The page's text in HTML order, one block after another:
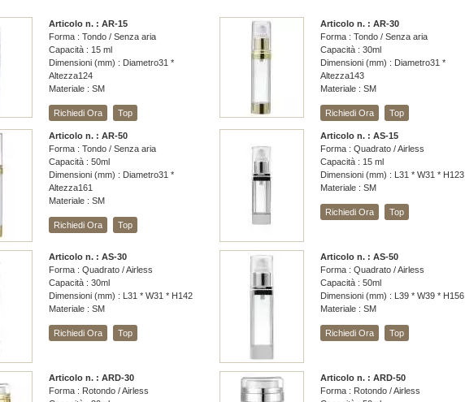
Articolo n. : AR-15
Forma : Tondo / Senza aria
Capacità : 15 ml
Dimensioni (mm) : Diametro31 *
Altezza124
Materiale : SM
Richiedi Ora Top
Articolo n. : AR-30
Forma : Tondo / Senza aria
Capacità : 30ml
Dimensioni (mm) : Diametro31 *
Altezza143
Materiale : SM
Richiedi Ora Top
Articolo n. : AR-50
Forma : Tondo / Senza aria
Capacità : 50ml
Dimensioni (mm) : Diametro31 *
Altezza161
Materiale : SM
Richiedi Ora Top
Articolo n. : AS-15
Forma : Quadrato / Airless
Capacità : 15 ml
Dimensioni (mm) : L31 * W31 * H123
Materiale : SM
Richiedi Ora Top
Articolo n. : AS-30
Forma : Quadrato / Airless
Capacità : 30ml
Dimensioni (mm) : L31 * W31 * H142
Materiale : SM
Richiedi Ora Top
Articolo n. : AS-50
Forma : Quadrato / Airless
Capacità : 50ml
Dimensioni (mm) : L39 * W39 * H156
Materiale : SM
Richiedi Ora Top
Articolo n. : ARD-30
Forma : Rotondo / Airless
Articolo n. : ARD-50
Forma : Rotondo / Airless